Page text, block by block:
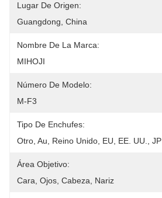
Lugar De Origen:
Guangdong, China
Nombre De La Marca:
MIHOJI
Número De Modelo:
M-F3
Tipo De Enchufes:
Otro, Au, Reino Unido, EU, EE. UU., JP
Área Objetivo:
Cara, Ojos, Cabeza, Nariz